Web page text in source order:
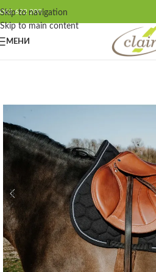
Skip to navigation
Skip to main content
062 622 200
МЕНИ